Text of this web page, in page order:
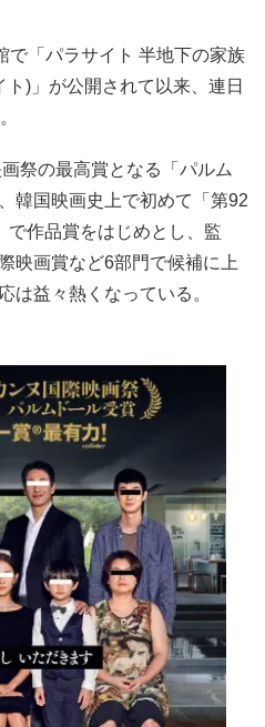
で「パラサイト 半地下の家族
)」が公開されて以来、連日
祭の最高賞となる「パルム
韓国映画史上で初めて「第92
で作品賞をはじめとし、監
映画賞など6部門で候補に上
は益々熱くなっている。